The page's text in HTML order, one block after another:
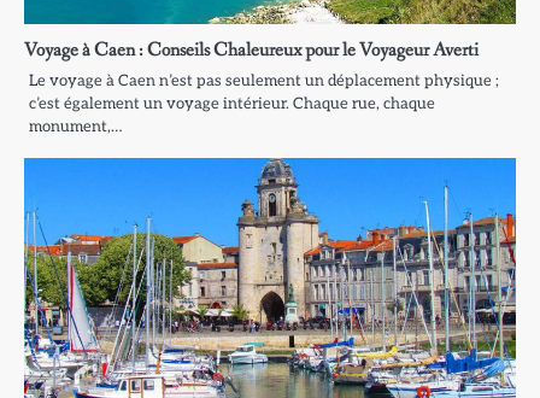
Voyage à Caen : Conseils Chaleureux pour le Voyageur Averti
Le voyage à Caen n’est pas seulement un déplacement physique ;
c’est également un voyage intérieur. Chaque rue, chaque
monument,…